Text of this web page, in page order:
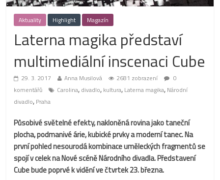
Aktuality Highlight Magazín
Laterna magika představí
multimediální inscenaci Cube
29. 3. 2017 Anna Musilová 2681 zobrazení
0
komentářů
Carolina, divadlo, kultura, Laterna magika, Národní
divadlo, Praha
Působivé světelné efekty, nakloněná rovina jako taneční
plocha, podmanivé árie, kubické prvky a moderní tanec. Na
první pohled nesourodá kombinace uměleckých fragmentů se
spojí v celek na Nové scéně Národního divadla. Představení
Cube bude poprvé k vidění ve čtvrtek 23. března.